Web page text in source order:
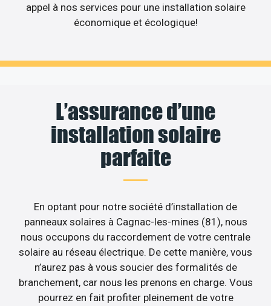
appel à nos services pour une installation solaire
économique et écologique!
L’assurance d’une
installation solaire
parfaite
En optant pour notre société d’installation de
panneaux solaires à Cagnac-les-mines (81), nous
nous occupons du raccordement de votre centrale
solaire au réseau électrique. De cette manière, vous
n’aurez pas à vous soucier des formalités de
branchement, car nous les prenons en charge. Vous
pourrez en fait profiter pleinement de votre